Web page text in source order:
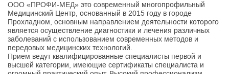
ООО «ПРОФИ-МЕД» это современный многопрофильный
Медицинский Центр, основанный в 2015 году в городе
Прохладном, основным направлением деятельности которого
является осуществление диагностики и лечения различных
заболеваний с использованием современных методов и
передовых медицинских технологий.
Прием ведут квалифицированные специалисты первой и
высшей категории, имеющие сертификаты специалиста и